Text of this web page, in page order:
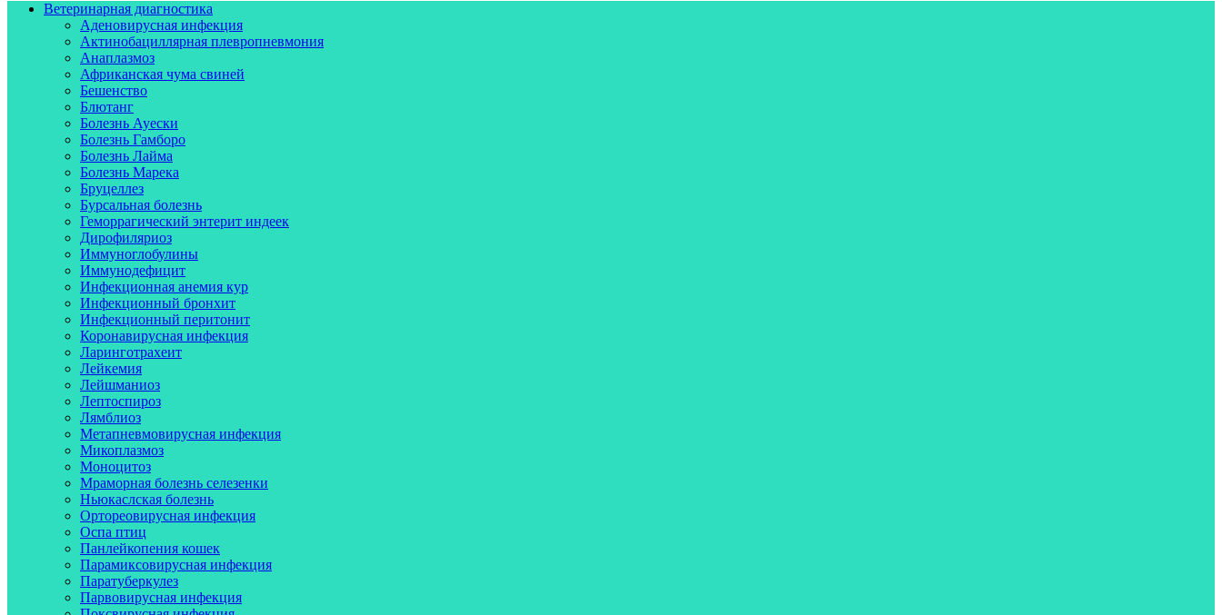
Ветеринарная диагностика
Аденовирусная инфекция
Актинобациллярная плевропневмония
Анаплазмоз
Африканская чума свиней
Бешенство
Блютанг
Болезнь Ауески
Болезнь Гамборо
Болезнь Лайма
Болезнь Марека
Бруцеллез
Бурсальная болезнь
Геморрагический энтерит индеек
Дирофиляриоз
Иммуноглобулины
Иммунодефицит
Инфекционная анемия кур
Инфекционный бронхит
Инфекционный перитонит
Коронавирусная инфекция
Ларинготрахеит
Лейкемия
Лейшманиоз
Лептоспироз
Лямблиоз
Метапневмовирусная инфекция
Микоплазмоз
Моноцитоз
Мраморная болезнь селезенки
Ньюкаслская болезнь
Ортореовирусная инфекция
Оспа птиц
Панлейкопения кошек
Парамиксовирусная инфекция
Паратуберкулез
Парвовирусная инфекция